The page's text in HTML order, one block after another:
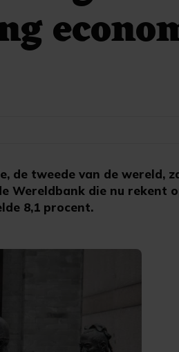
de tweede van de wereld,
Wereldbank die nu rekent
8,1 procent.